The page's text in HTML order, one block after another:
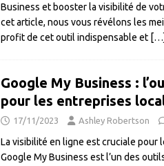
Business et booster la visibilité de
cet article, nous vous révélons les
profit de cet outil indispensable et […]
Google My Business :
pour les entreprises
17/11/2023 Ashley Robertson
La visibilité en ligne est cruciale pour
Google My Business est l’un des